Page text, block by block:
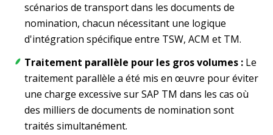
scénarios de transport dans les documents de
nomination, chacun nécessitant une logique
d'intégration spécifique entre TSW, ACM et TM.
Traitement parallèle pour les gros volumes : Le
traitement parallèle a été mis en œuvre pour éviter
une charge excessive sur SAP TM dans les cas où
des milliers de documents de nomination sont
traités simultanément.